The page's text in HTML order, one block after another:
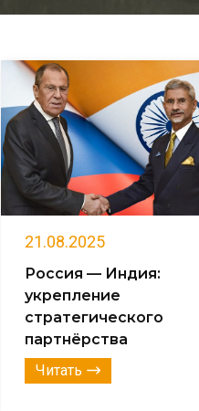
21.08.2025
Россия — Индия:
укрепление
стратегического
партнёрства
Читать